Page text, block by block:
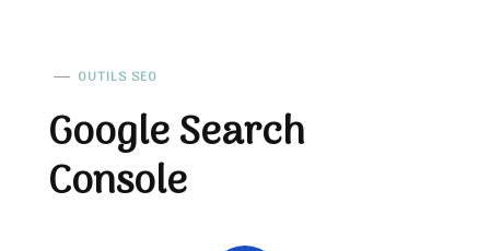
OUTILS SEO
Google Search
Console